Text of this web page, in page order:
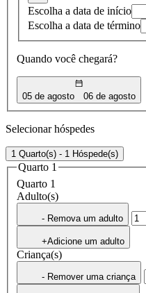
Escolha a data de início
Escolha a data de término
Quando você chegará?
05 de agosto 06 de agosto
Selecionar hóspedes
1 Quarto(s) - 1 Hóspede(s)
Quarto 1
Quarto 1
Adulto(s)
- Remova um adulto
+Adicione um adulto
Criança(s)
- Remover uma criança